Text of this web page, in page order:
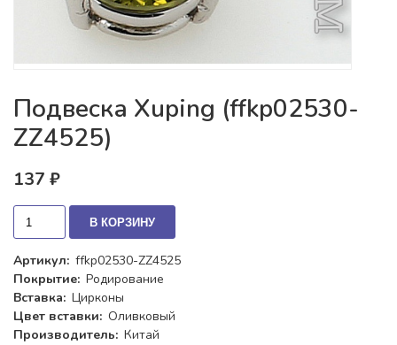
Подвеска Xuping (ffkp02530-
ZZ4525)
137 ₽
В КОРЗИНУ
Артикул: ffkp02530-ZZ4525
Покрытие: Родирование
Вставка: Цирконы
Цвет вставки: Оливковый
Производитель: Китай